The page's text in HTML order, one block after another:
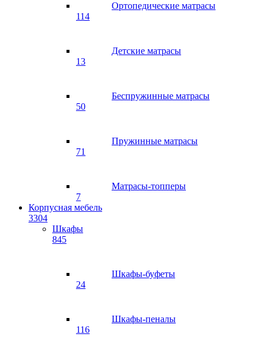
Ортопедические матрасы
114
Детские матрасы
13
Беспружинные матрасы
50
Пружинные матрасы
71
Матрасы-топперы
7
Корпусная мебель
3304
Шкафы
845
Шкафы-буфеты
24
Шкафы-пеналы
116